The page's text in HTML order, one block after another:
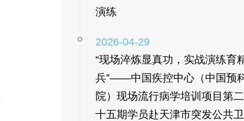
演练
2026-04-29
“现场淬炼显真功，实战演练育
兵”——中国疾控中心（中国预
院）现场流行病学培训项目第二
十五期学员赴天津市突发公共卫